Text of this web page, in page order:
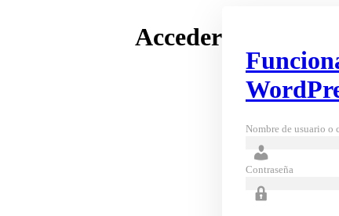
Acceder
Nombre de usuario o
Contraseña